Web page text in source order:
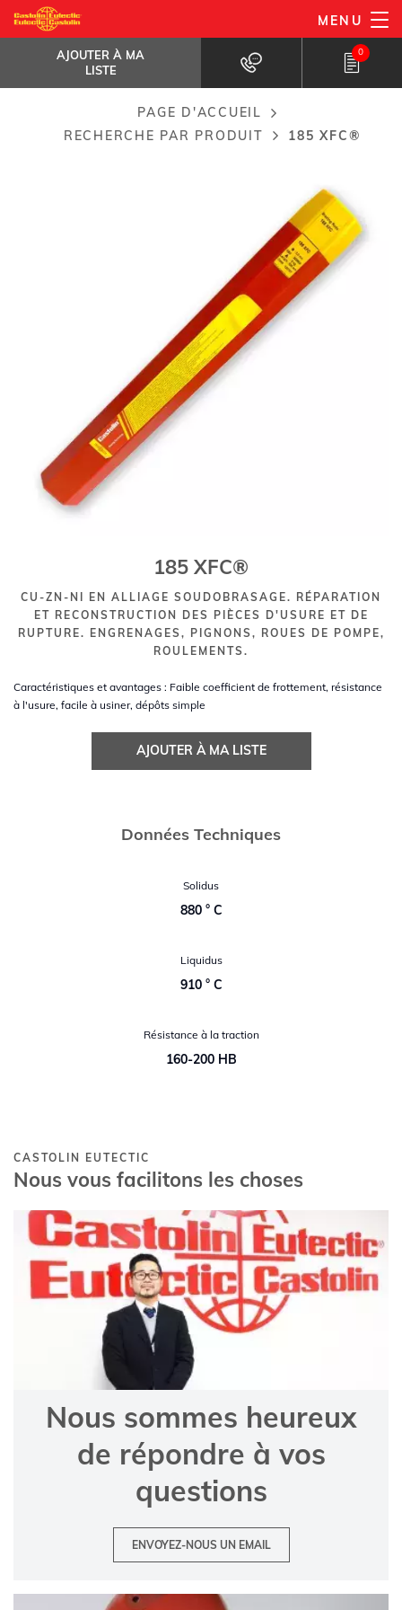
Aller
au
principal
MENU
AJOUTER À MA
LISTE
0
185 XFC®
AJOUTER À MA LISTE
Breadcrumb
PAGE D'ACCUEIL
RECHERCHE PAR PRODUIT
185 XFC®
185 XFC®
CU-ZN-NI EN ALLIAGE SOUDOBRASAGE. RÉPARATION
ET RECONSTRUCTION DES PIÈCES D'USURE ET DE
RUPTURE. ENGRENAGES, PIGNONS, ROUES DE POMPE,
ROULEMENTS.
Caractéristiques et avantages : Faible coefficient de frottement, résistance
à l'usure, facile à usiner, dépôts simple
AJOUTER À MA LISTE
Données Techniques
Solidus
880 ° C
Liquidus
910 ° C
Résistance à la traction
160-200 HB
CASTOLIN EUTECTIC
Nous vous facilitons les choses
Nous sommes heureux
de répondre à vos
questions
ENVOYEZ-NOUS UN EMAIL